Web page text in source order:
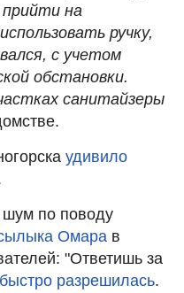
на
ручку,
с учетом
обстановки.
санитайзеры
удивило
по поводу
Омара в
"Ответишь за
разрешилась.